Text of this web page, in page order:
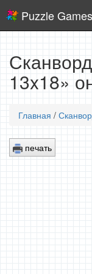
Puzzle Games
13x18»
Главная /
печать